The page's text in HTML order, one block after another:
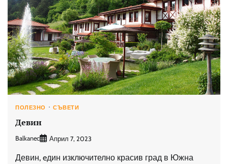
ПОЛЕЗНО СЪВЕТИ
Девин
Balkanec Април 7, 2023
Девин, eдин изключително красив град в Южна